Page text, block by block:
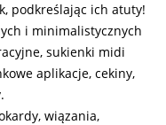
podkreślając ich atuty!
i minimalistycznych
sukienki midi
aplikacje, cekiny,
wiązania,